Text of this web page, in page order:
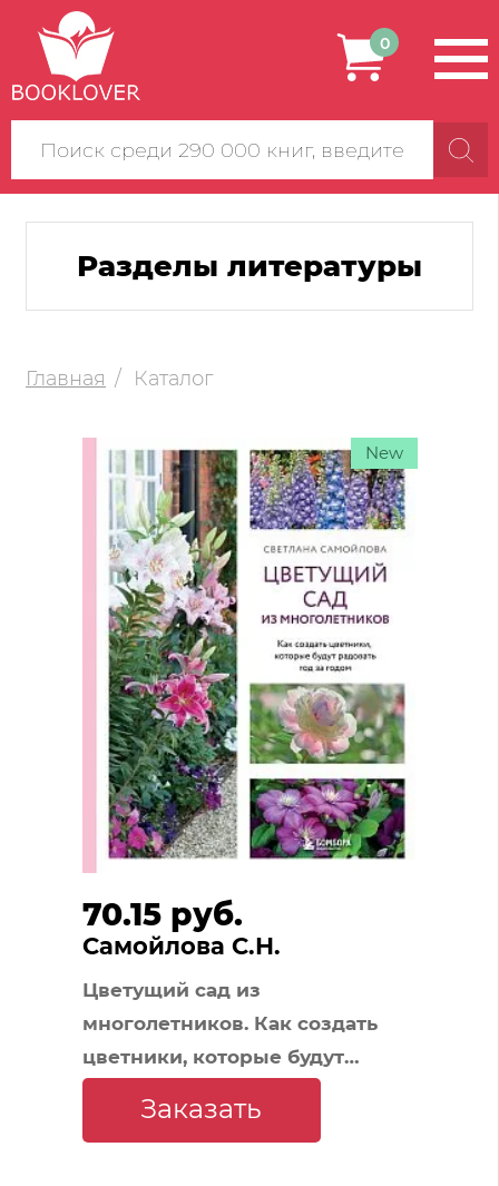
Поиск
по
сайту
0
Разделы литературы
Главная Каталог
70.15 руб.
Самойлова С.Н.
Цветущий сад из
многолетников. Как создать
цветники, которые будут
радовать год за годом
New
Заказать